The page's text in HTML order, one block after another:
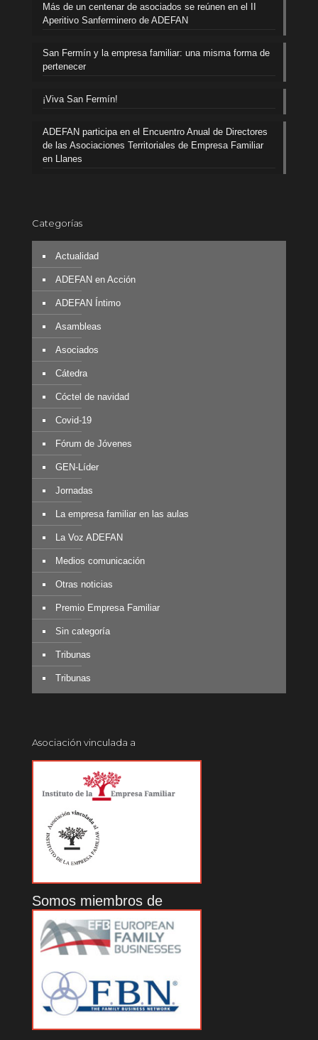
Más de un centenar de asociados se reúnen en el II
Aperitivo Sanferminero de ADEFAN
San Fermín y la empresa familiar: una misma forma de
pertenecer
¡Viva San Fermín!
ADEFAN participa en el Encuentro Anual de Directores
de las Asociaciones Territoriales de Empresa Familiar
en Llanes
Categorías
Actualidad
ADEFAN en Acción
ADEFAN Íntimo
Asambleas
Asociados
Cátedra
Cóctel de navidad
Covid-19
Fórum de Jóvenes
GEN-Líder
Jornadas
La empresa familiar en las aulas
La Voz ADEFAN
Medios comunicación
Otras noticias
Premio Empresa Familiar
Sin categoría
Tribunas
Tribunas
Asociación vinculada a
Somos miembros de